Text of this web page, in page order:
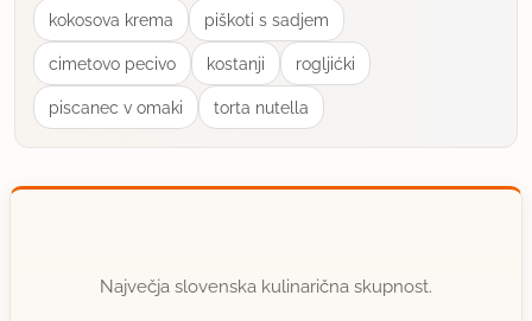
kokosova krema piškoti s sadjem
cimetovo pecivo kostanji rogljićki
piscanec v omaki torta nutella
Največja slovenska kulinarična skupnost.